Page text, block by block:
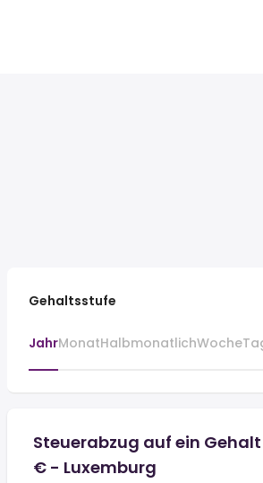
Gehaltsstufe
JahrMonatHalbmonatlichWoche
Steuerabzug auf ein Gehalt
€ - Luxemburg